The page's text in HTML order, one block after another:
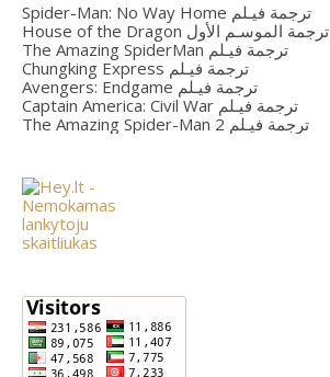
Spider-Man: No Way Home ترجمة فيـلم
House of the Dragon ترجمة الموسـم الأول
The Amazing SpiderMan ترجمة فيـلم
Chungking Express ترجمة فيـلم
Avengers: Endgame ترجمة فيـلم
Captain America: Civil War ترجمة فيـلم
The Amazing Spider-Man 2 ترجمة فيـلم